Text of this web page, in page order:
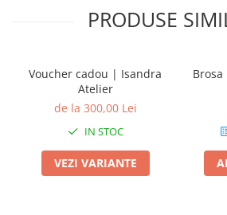
PRODUSE
Voucher cadou | Isandra
Atelier
de la 300,00 Lei
IN STOC
VEZI VARIANTE